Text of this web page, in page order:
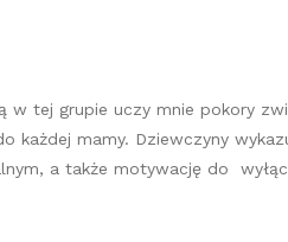
w tej grupie uczy mnie pokory
każdej mamy. Dziewczyny
a także motywację do